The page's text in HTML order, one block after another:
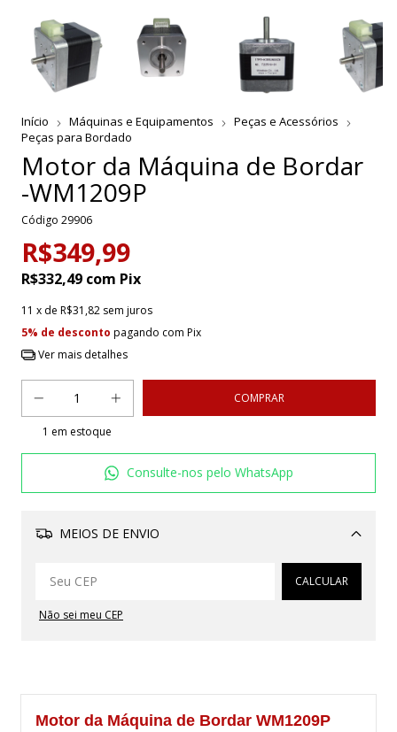
Início Máquinas e Equipamentos
Peças e Acessórios
Peças para Bordado
Motor da Máquina de Bordar
-WM1209P
Código 29906
R$349,99
R$332,49 com Pix
11 x de R$31,82 sem juros
5% de desconto pagando com Pix
Ver mais detalhes
1 em estoque
Consulte-nos pelo WhatsApp
MEIOS DE ENVIO
Alterar CEP
CALCULAR
Não sei meu CEP
Motor da Máquina de Bordar WM1209P